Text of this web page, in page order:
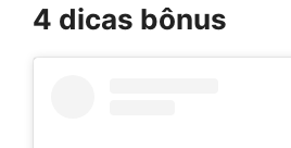
4 dicas bônus